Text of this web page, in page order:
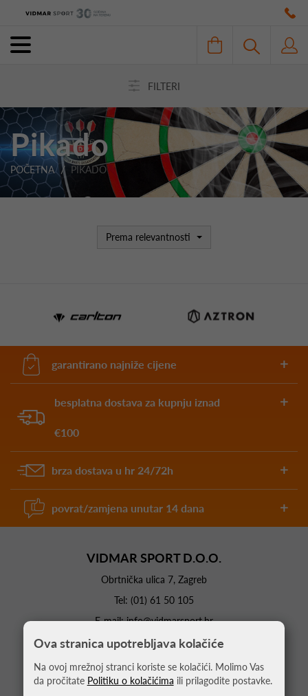
FILTERI
Pikado
POČETNA PIKADO
Prema relevantnosti
garantirano najniže cijene
besplatna dostava za kupnju iznad
€100
brza dostava u hr 24/72h
povrat/zamjena unutar 14 dana
VIDMAR SPORT D.O.O.
Obrtnička ulica 7, Zagreb
Tel: (01) 61 50 105
E-mail: info@vidmarsport.hr
POČETNA
O NAMA
KONTAKTI
Ova stranica upotrebljava kolačiće
Na ovoj mrežnoj stranci koriste se kolačići. Molimo Vas
da pročitate Politiku o kolačićima ili prilagodite postavke.